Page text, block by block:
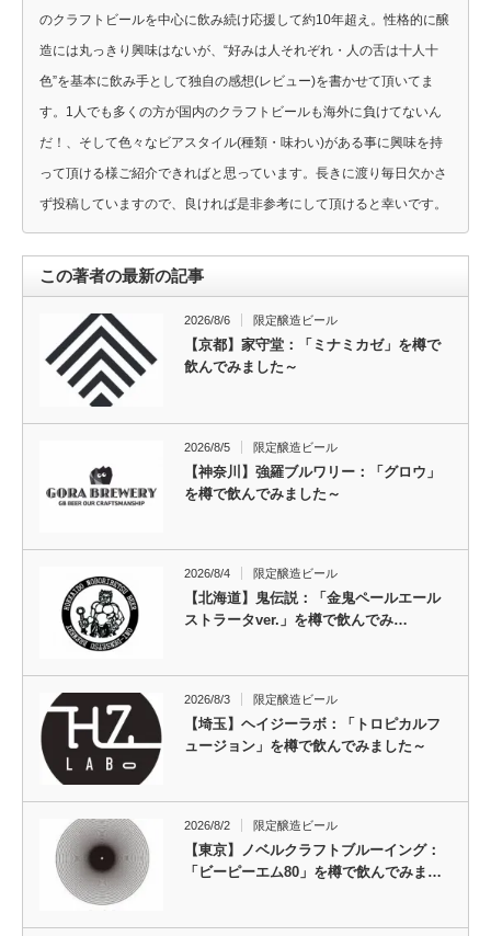
のクラフトビールを中心に飲み続け応援して約10年超え。性格的に醸
造には丸っきり興味はないが、“好みは人それぞれ・人の舌は十人十
色”を基本に飲み手として独自の感想(レビュー)を書かせて頂いてま
す。1人でも多くの方が国内のクラフトビールも海外に負けてないん
だ！、そして色々なビアスタイル(種類・味わい)がある事に興味を持
って頂ける様ご紹介できればと思っています。長きに渡り毎日欠かさ
ず投稿していますので、良ければ是非参考にして頂けると幸いです。
この著者の最新の記事
2026/8/6 限定醸造ビール
【京都】家守堂：「ミナミカゼ」を樽で
飲んでみました～
2026/8/5 限定醸造ビール
【神奈川】強羅ブルワリー：「グロウ」
を樽で飲んでみました～
2026/8/4 限定醸造ビール
【北海道】鬼伝説：「金鬼ペールエール
ストラータver.」を樽で飲んでみ…
2026/8/3 限定醸造ビール
【埼玉】ヘイジーラボ：「トロピカルフ
ュージョン」を樽で飲んでみました～
2026/8/2 限定醸造ビール
【東京】ノベルクラフトブルーイング：
「ビーピーエム80」を樽で飲んでみま…